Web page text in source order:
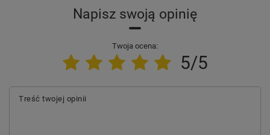
Napisz swoją opinię
Twoja ocena:
5/5
Treść twojej opinii